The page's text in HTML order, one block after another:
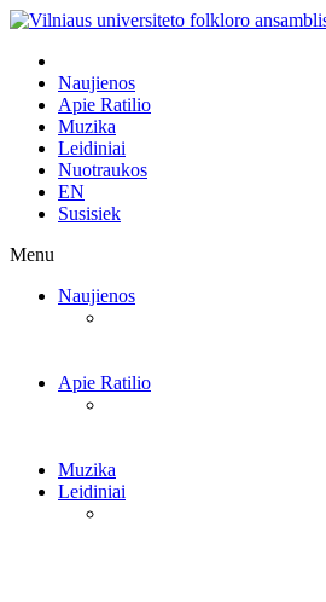
Naujienos
Apie Ratilio
Muzika
Leidiniai
Nuotraukos
EN
Susisiek
Menu
Naujienos
Apie Ratilio
Muzika
Leidiniai